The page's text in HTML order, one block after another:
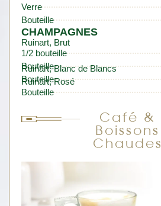
Verre
Bouteille
CHAMPAGNES
Ruinart, Brut
1/2 bouteille
Bouteille
Ruinart, Blanc de Blancs
Bouteille
Ruinart, Rosé
Bouteille
Café &
Boissons
Chaudes